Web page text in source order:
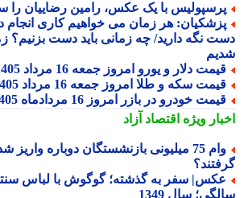
با یک عکس، رامین رضاییان را
هر زمان می خواهیم کاری انجام
نگه دارید/ چه زمانی باید دست بزنیم؟
دلار و یورو امروز جمعه 16 مرداد 1405
سکه و طلا امروز جمعه 16 مرداد 1405
خودرو در بازر امروز 16 مردادماه 1405
ویژهاقتصاد آزاد
وام 75 میلیونی بازنشستگان دوباره واریز
سال 1349